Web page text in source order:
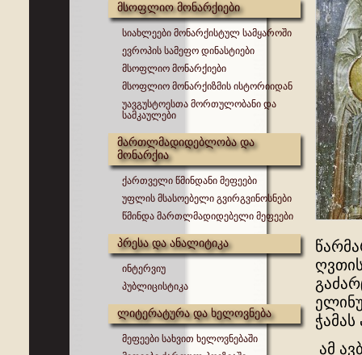
მსოფლიო მონარქიები
სიახლეები მონარქისტულ სამყაროში
ევროპის სამეფო დინასტიები
მსოფლიო მონარქიები
მსოფლიო მონარქიზმის ისტორიიდან
უავგუსტოესთა მორთულობანი და
სამკაულები
მართლმადიდებლობა და
მონარქია
ქართველი წმინდანი მეფეები
უფლის მსასოებელი გვირგვინოსნები
წმინდა მართლმადიდებელი მეფეები
პრესა და ანალიტიკა
ინტერვიუ
პუბლიცისტიკა
ლიტერატურა და ხელოვნება
მეფეები სახვით ხელოვნებაში
ამ